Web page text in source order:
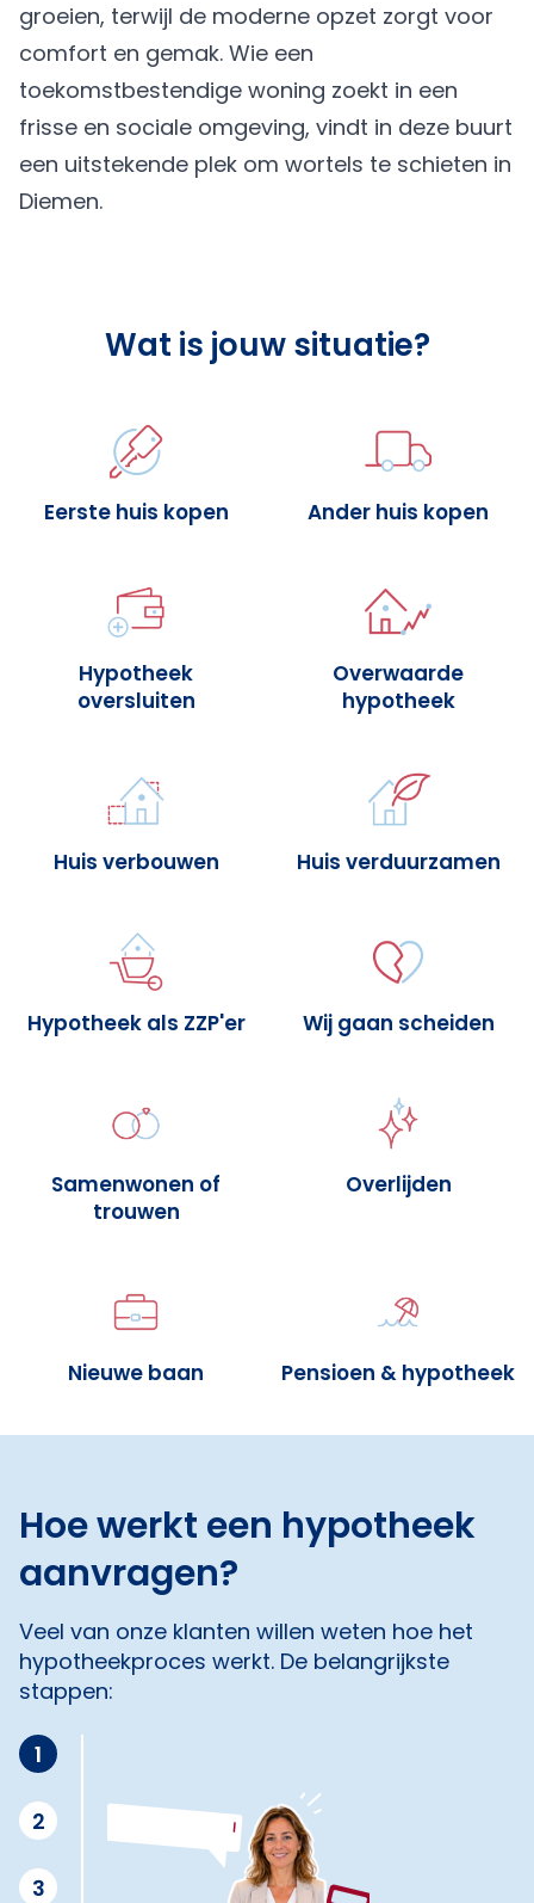
groeien, terwijl de moderne opzet zorgt voor
comfort en gemak. Wie een
toekomstbestendige woning zoekt in een
frisse en sociale omgeving, vindt in deze buurt
een uitstekende plek om wortels te schieten in
Diemen.
Wat is jouw situatie?
Eerste huis kopen Ander huis kopen
Hypotheek
oversluiten
Overwaarde
hypotheek
Huis verbouwen Huis verduurzamen
Hypotheek als ZZP'er Wij gaan scheiden
Samenwonen of
trouwen
Overlijden
Nieuwe baan Pensioen & hypotheek
Hoe werkt een hypotheek
aanvragen?
Veel van onze klanten willen weten hoe het
hypotheekproces werkt. De belangrijkste
stappen:
1
2
3